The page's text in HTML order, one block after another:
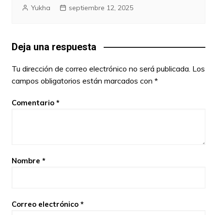
Yukha septiembre 12, 2025
Deja una respuesta
Tu dirección de correo electrónico no será publicada. Los
campos obligatorios están marcados con *
Comentario *
Nombre *
Correo electrónico *